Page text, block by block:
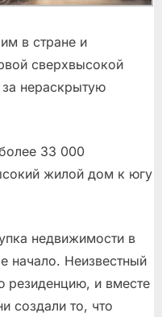
в стране и
сверхвысокой
нераскрытую
33 000
жилой дом к югу
недвижимости в
начало. Неизвестный
резиденцию, и вместе
создали то, что